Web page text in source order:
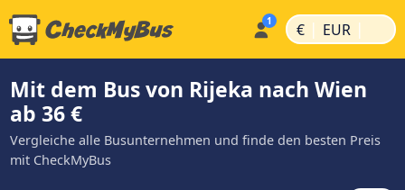
€ | EUR |
Mit dem Bus von Rijeka nach Wien
ab 36 €
Vergleiche alle Busunternehmen und finde den besten Preis
mit CheckMyBus